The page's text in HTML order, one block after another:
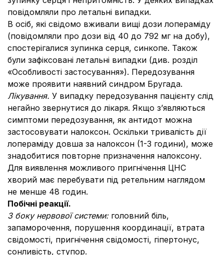
повідомляли про летальні випадки.
В осіб, які свідомо вживали вищі дози лопераміду
(повідомляли про дози від 40 до 792 мг на добу),
спостерігалися зупинка серця, синкопе. Також
були зафіксовані летальні випадки (див. розділ
«Особливості застосування»). Передозування
може проявити наявний синдром Бругада.
Лікування. У випадку передозування пацієнту слід
негайно звернутися до лікаря. Якщо з’являються
симптоми передозування, як антидот можна
застосовувати налоксон. Оскільки тривалість дії
лопераміду довша за налоксон (1-3 години), може
знадобитися повторне призначення налоксону.
Для виявлення можливого пригнічення ЦНС
хворий має перебувати під ретельним наглядом
не менше 48 годин.
Побічні реакції.
З боку нервової системи: головний біль,
запаморочення, порушення координації, втрата
свідомості, пригнічення свідомості, гіпертонус,
сонливість, ступор.